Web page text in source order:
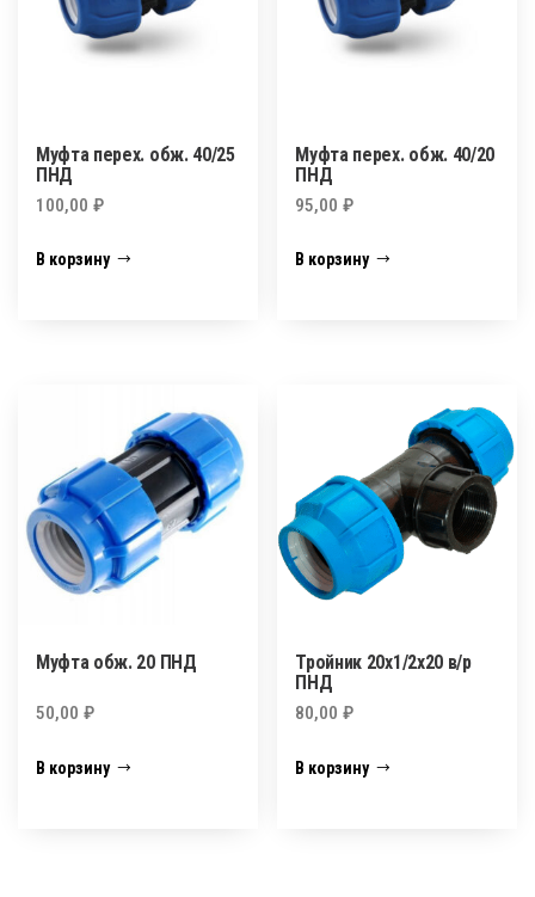
Муфта перех. обж. 40/25
ПНД
100,00 ₽
В корзину
Муфта перех. обж. 40/20
ПНД
95,00₽
В корзину
Муфта обж. 20 ПНД
50,00 ₽
В корзину
Тройник 20х1/2х20 в/р
ПНД
80,00₽
В корзину